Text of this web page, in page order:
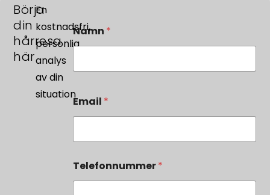
Börja
din
hårresa
här
En
kostnadsfri,
personlig
analys
av din
situation
Namn *
Email *
Telefonnummer*